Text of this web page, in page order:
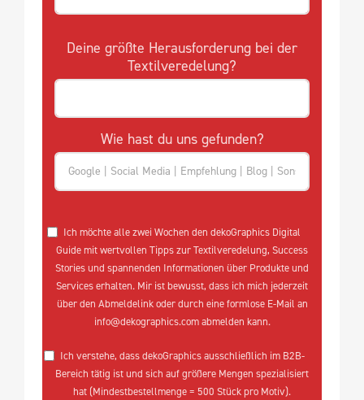
Deine größte Herausforderung bei der
Textilveredelung?
Wie hast du uns gefunden?
Ich möchte alle zwei Wochen den dekoGraphics Digital
Guide mit wertvollen Tipps zur Textilveredelung, Success
Stories und spannenden Informationen über Produkte und
Services erhalten. Mir ist bewusst, dass ich mich jederzeit
über den Abmeldelink oder durch eine formlose E-Mail an
info@dekographics.com abmelden kann.
Ich verstehe, dass dekoGraphics ausschließlich im B2B-
Bereich tätig ist und sich auf größere Mengen spezialisiert
hat (Mindestbestellmenge = 500 Stück pro Motiv).